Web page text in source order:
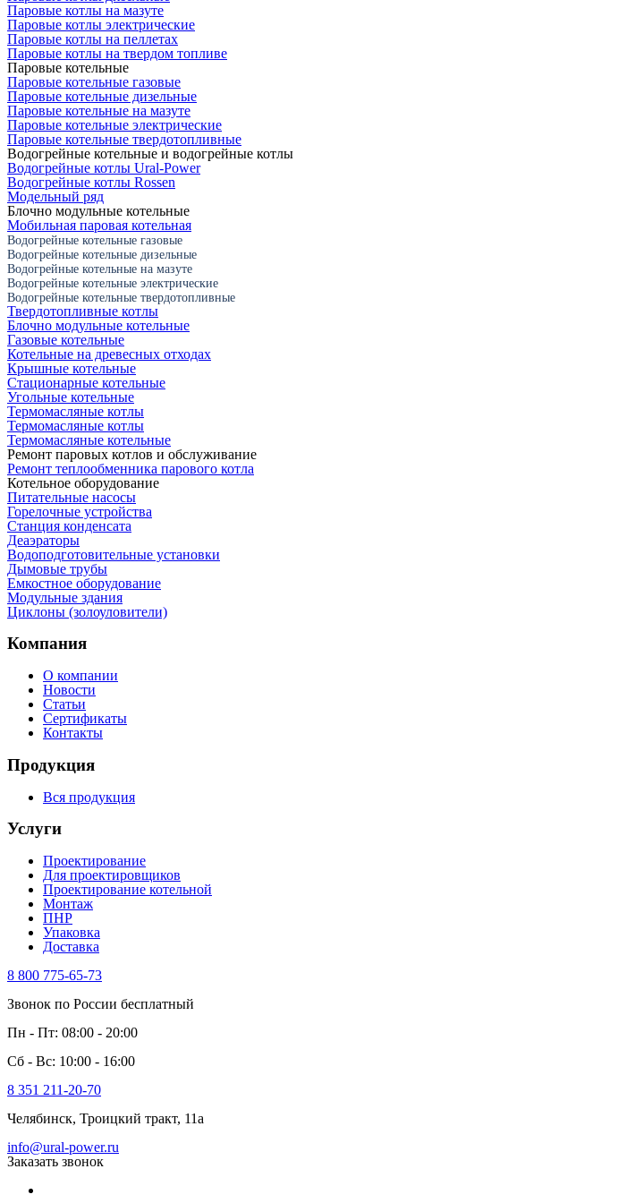
Паровые котлы на мазуте
Паровые котлы электрические
Паровые котлы на пеллетах
Паровые котлы на твердом топливе
Паровые котельные
Паровые котельные газовые
Паровые котельные дизельные
Паровые котельные на мазуте
Паровые котельные электрические
Паровые котельные твердотопливные
Водогрейные котельные и водогрейные котлы
Водогрейные котлы Ural-Power
Водогрейные котлы Rossen
Модельный ряд
Блочно модульные котельные
Мобильная паровая котельная
Водогрейные котельные газовые
Водогрейные котельные дизельные
Водогрейные котельные на мазуте
Водогрейные котельные электрические
Водогрейные котельные твердотопливные
Твердотопливные котлы
Блочно модульные котельные
Газовые котельные
Котельные на древесных отходах
Крышные котельные
Стационарные котельные
Угольные котельные
Термомасляные котлы
Термомасляные котлы
Термомасляные котельные
Ремонт паровых котлов и обслуживание
Ремонт теплообменника парового котла
Котельное оборудование
Питательные насосы
Горелочные устройства
Станция конденсата
Деаэраторы
Водоподготовительные установки
Дымовые трубы
Емкостное оборудование
Mодульные здания
Циклоны (золоуловители)
Компания
О компании
Новости
Статьи
Сертификаты
Контакты
Продукция
Вся продукция
Услуги
Проектирование
Для проектировщиков
Проектирование котельной
Монтаж
ПНР
Упаковка
Доставка
8 800 775-65-73
Звонок по России бесплатный
Пн - Пт: 08:00 - 20:00
Сб - Вс: 10:00 - 16:00
8 351 211-20-70
Челябинск, Троицкий тракт, 11а
info@ural-power.ru
Заказать звонок